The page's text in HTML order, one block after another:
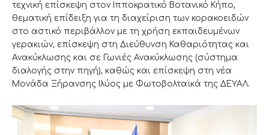
τεχνική επίσκεψη στον Ιπποκρατικό Βοτανικό Κήπο,
θεματική επίδειξη για τη διαχείριση των κορακοειδών
στο αστικό περιβάλλον με τη χρήση εκπαιδευμένων
γερακιών, επίσκεψη στη Διεύθυνση Καθαριότητας και
Ανακύκλωσης και σε Γωνιές Ανακύκλωσης (σύστημα
διαλογής στην πηγή), καθώς και επίσκεψη στη νέα
Μονάδα Ξήρανσης Ιλύος με Φωτοβολταϊκά της ΔΕΥΑΛ.